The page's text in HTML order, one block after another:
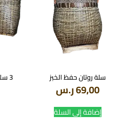
سلة روتان حفظ الخبز
69,00ر.س
إضافة إلى السلة
3 سلات احواض زراعية بامبو